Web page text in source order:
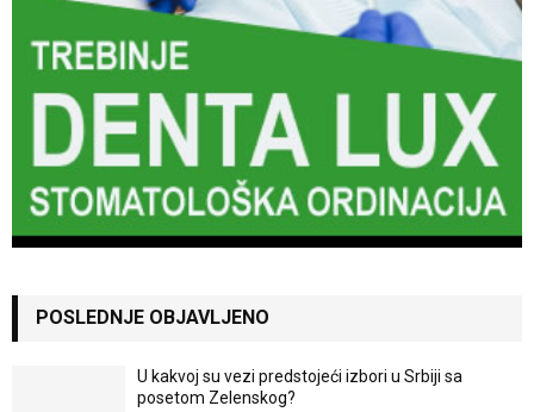
POSLEDNJE OBJAVLJENO
U kakvoj su vezi predstojeći izbori u Srbiji sa
posetom Zelenskog?